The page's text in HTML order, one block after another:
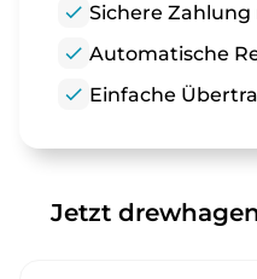
check Sichere
check Automatische
check Einfache
Jetzt